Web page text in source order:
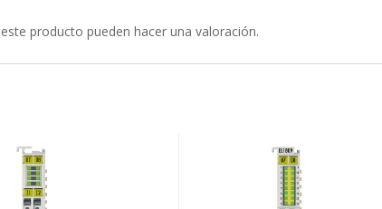
producto pueden hacer una valoración.